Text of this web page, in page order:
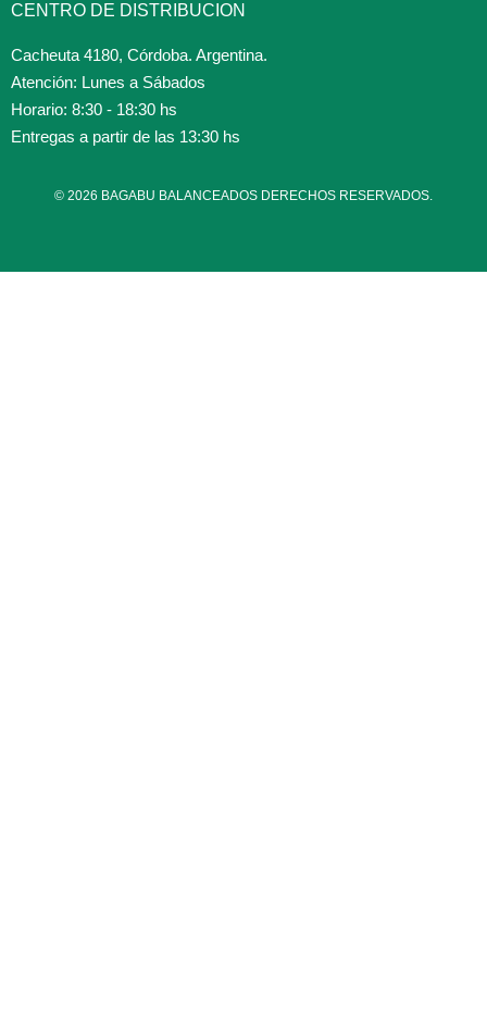
CENTRO DE DISTRIBUCION
Cacheuta 4180, Córdoba. Argentina.
Atención: Lunes a Sábados
Horario: 8:30 - 18:30 hs
Entregas a partir de las 13:30 hs
© 2026 BAGABU BALANCEADOS DERECHOS RESERVADOS.